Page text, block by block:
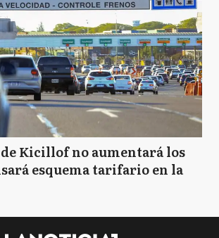
Kicillof no aumentará los
esquema tarifario en la